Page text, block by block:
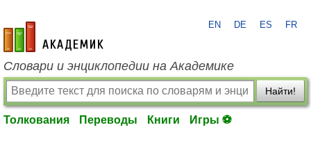
academic.ru
EN DE ES FR
Словари и энциклопедии на Академике
Найти!
Толкования Переводы Книги Игры ⚽